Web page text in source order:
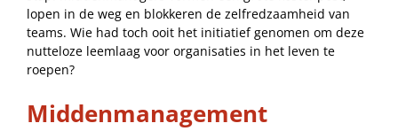
lopen in de weg en blokkeren de zelfredzaamheid van
teams. Wie had toch ooit het initiatief genomen om deze
nutteloze leemlaag voor organisaties in het leven te
roepen?
Middenmanagement